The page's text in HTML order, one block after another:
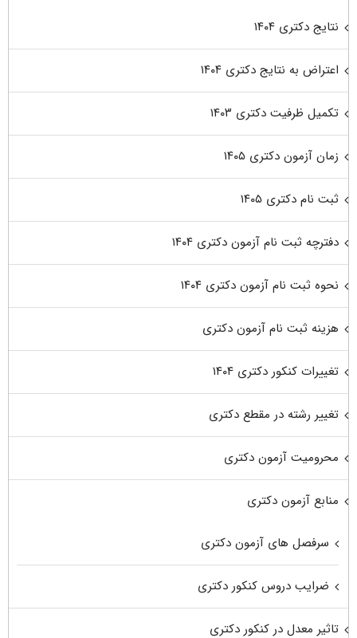
نتایج دکتری ۱۴۰۴
اعتراض به نتایج دکتری ۱۴۰۴
تکمیل ظرفیت دکتری ۱۴۰۳
زمان آزمون دکتری ۱۴۰۵
ثبت نام دکتری ۱۴۰۵
دفترچه ثبت نام آزمون دکتری ۱۴۰۴
نحوه ثبت نام آزمون دکتری ۱۴۰۴
هزینه ثبت نام آزمون دکتری
تغییرات کنکور دکتری ۱۴۰۴
تغییر رشته در مقطع دکتری
محرومیت آزمون دکتری
منابع آزمون دکتری
سرفصل های آزمون دکتری
ضرایب دروس کنکور دکتری
تاثیر معدل در کنکور دکتری